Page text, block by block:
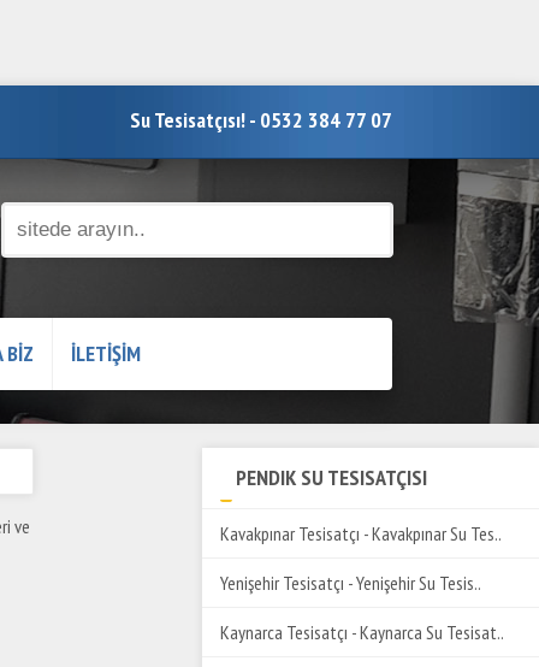
Su Tesisatçısı! - 0532 384 77 07
BİZ İLETİŞİM
ve
PENDIK SU TESISATÇISI
Kavakpınar Tesisatçı - Kavakpınar Su Tes..
Yenişehir Tesisatçı - Yenişehir Su Tesis..
Kaynarca Tesisatçı - Kaynarca Su Tesisat..